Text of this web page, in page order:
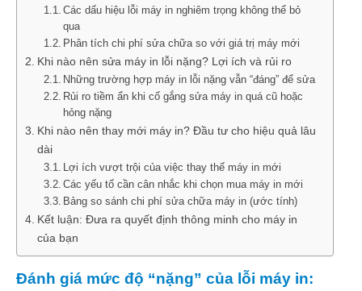
Các dấu hiệu lỗi máy in nghiêm trọng không thể bỏ
qua
Phân tích chi phí sửa chữa so với giá trị máy mới
Khi nào nên sửa máy in lỗi nặng? Lợi ích và rủi ro
Những trường hợp máy in lỗi nặng vẫn “đáng” để sửa
Rủi ro tiềm ẩn khi cố gắng sửa máy in quá cũ hoặc
hỏng nặng
Khi nào nên thay mới máy in? Đầu tư cho hiệu quả lâu
dài
Lợi ích vượt trội của việc thay thế máy in mới
Các yếu tố cần cân nhắc khi chọn mua máy in mới
Bảng so sánh chi phí sửa chữa máy in (ước tính)
Kết luận: Đưa ra quyết định thông minh cho máy in
của bạn
Đánh giá mức độ “nặng” của lỗi máy in: